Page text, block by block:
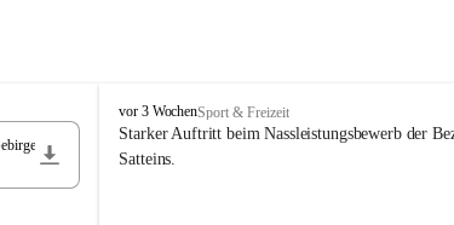
F
r
e
vor 3 WochenSport & Freizeit
Starker Auftritt beim Nassleistungsbewerb der
Satteins.